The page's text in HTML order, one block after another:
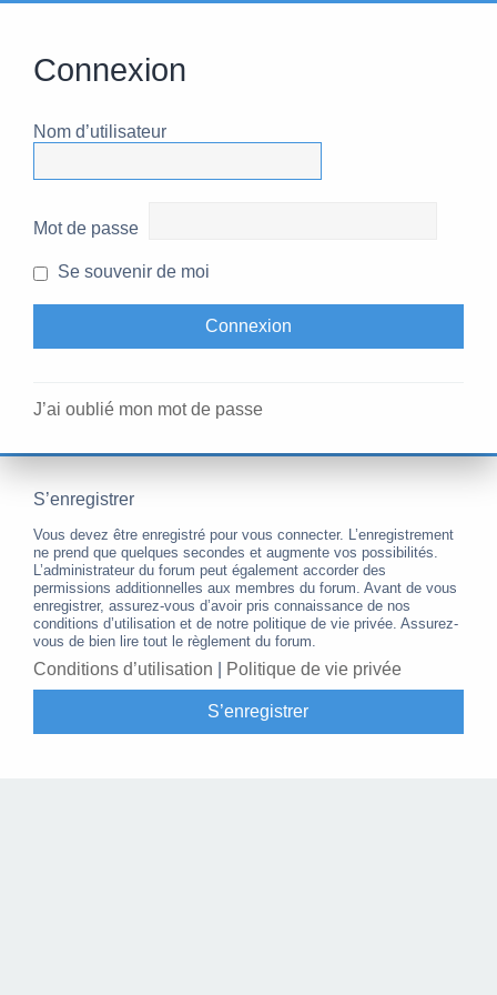
Connexion
Nom d’utilisateur
Mot de passe
Se souvenir de moi
J’ai oublié mon mot de passe
S’enregistrer
Vous devez être enregistré pour vous connecter. L’enregistrement
ne prend que quelques secondes et augmente vos possibilités.
L’administrateur du forum peut également accorder des
permissions additionnelles aux membres du forum. Avant de vous
enregistrer, assurez-vous d’avoir pris connaissance de nos
conditions d’utilisation et de notre politique de vie privée. Assurez-
vous de bien lire tout le règlement du forum.
Conditions d’utilisation Politique de vie privée
S’enregistrer